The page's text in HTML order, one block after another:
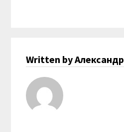
Written by Александр